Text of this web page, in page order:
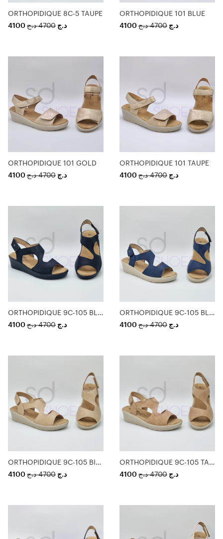
ORTHOPIDIQUE 8C-5 TAUPE
4100
د.ج 4700 د.ج
ORTHOPIDIQUE 101 BLUE
4100
د.ج 4700 د.ج
ORTHOPIDIQUE 101 GOLD
4100
د.ج 4700 د.ج
ORTHOPIDIQUE 101 TAUPE
4100
د.ج 4700 د.ج
ORTHOPIDIQUE 9C-105 BLACK
4100
د.ج 4700 د.ج
ORTHOPIDIQUE 9C-105 BLUE
4100
د.ج 4700 د.ج
ORTHOPIDIQUE 9C-105 BIEGE
4100
د.ج 4700 د.ج
ORTHOPIDIQUE 9C-105 TAUPE
4100
د.ج 4700 د.ج